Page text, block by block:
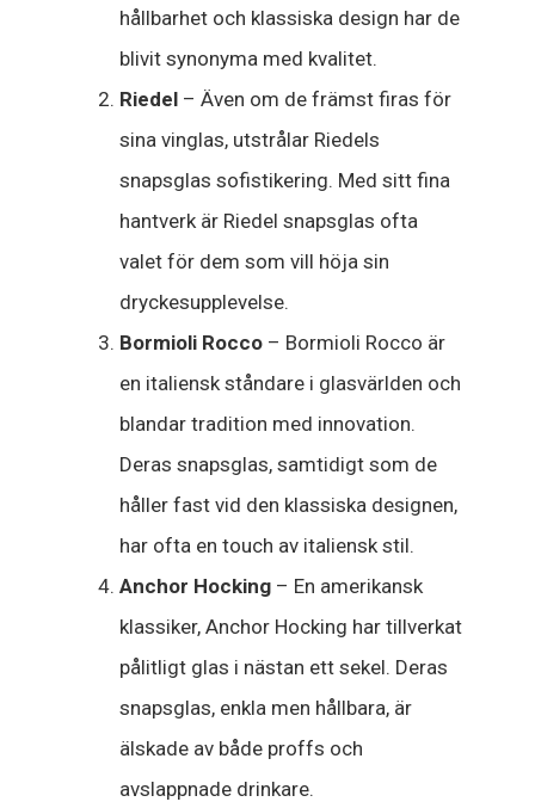
hållbarhet och klassiska design har de
blivit synonyma med kvalitet.
Riedel – Även om de främst firas för
sina vinglas, utstrålar Riedels
snapsglas sofistikering. Med sitt fina
hantverk är Riedel snapsglas ofta
valet för dem som vill höja sin
dryckesupplevelse.
Bormioli Rocco – Bormioli Rocco är
en italiensk ståndare i glasvärlden och
blandar tradition med innovation.
Deras snapsglas, samtidigt som de
håller fast vid den klassiska designen,
har ofta en touch av italiensk stil.
Anchor Hocking – En amerikansk
klassiker, Anchor Hocking har tillverkat
pålitligt glas i nästan ett sekel. Deras
snapsglas, enkla men hållbara, är
älskade av både proffs och
avslappnade drinkare.